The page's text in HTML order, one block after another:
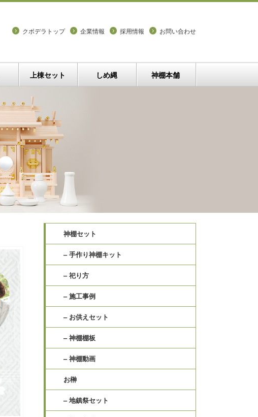
クボデラトップ 企業情報 採用情報 お問い合わせ
上棟セット しめ縄 神棚本舗
神棚セット
– 手作り神棚キット
– 祀り方
– 施工事例
– お供えセット
– 神棚棚板
– 神棚動画
お榊
– 地鎮祭セット